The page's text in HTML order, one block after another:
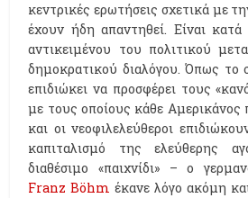
κεντρικές ερωτήσεις σχετικά με
έχουν ήδη απαντηθεί. Είναι
αντικειμένου του πολιτικού
δημοκρατικού διαλόγου. Όπως
επιδιώκει να προσφέρει τους
με τους οποίους κάθε Αμερικάνος
και οι νεοφιλελεύθεροι
καπιταλισμό της ελεύθερης
διαθέσιμο «παιχνίδι» – ο
Franz Böhm έκανε λόγο ακόμη